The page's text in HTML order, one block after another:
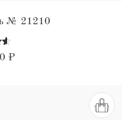
№ 21210
₽